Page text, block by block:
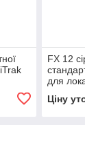
FX 12
для
Ціну